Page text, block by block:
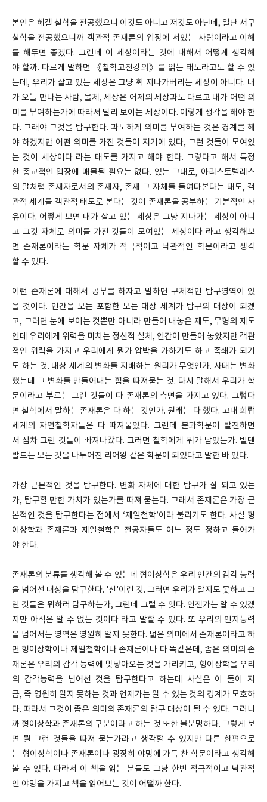
본인은 헤겔 철학을 전공했으니 이것도 아니고 저것도 아닌데, 일단 서구
철학을 전공했으니까 객관적 존재론의 입장에 서있는 사람이라고 이해
를 해두면 좋겠다. 그런데 이 세상이라는 것에 대해서 어떻게 생각해
야 할까. 다르게 말하면 《철학고전강의》를 읽는 태도라고도 할 수 있
는데, 우리가 살고 있는 세상은 그냥 휙 지나가버리는 세상이 아니다. 내
가 오늘 만나는 사람, 물체, 세상은 어제의 세상과도 다르고 내가 어떤 의
미를 부여하는가에 따라서 달리 보이는 세상이다. 이렇게 생각을 해야 한
다. 그래야 그것을 탐구한다. 과도하게 의미를 부여하는 것은 경계를 해
야 하겠지만 어떤 의미를 가진 것들이 저기에 있다, 그런 것들이 모여있
는 것이 세상이다 라는 태도를 가지고 해야 한다. 그렇다고 해서 특정
한 종교적인 입장에 매몰될 필요는 없다. 있는 그대로, 아리스토텔레스
의 말처럼 존재자로서의 존재자, 존재 그 자체를 들여다본다는 태도, 객
관적 세계를 객관적 태도로 본다는 것이 존재론을 공부하는 기본적인 사
유이다. 어떻게 보면 내가 살고 있는 세상은 그냥 지나가는 세상이 아니
고 그것 자체로 의미를 가진 것들이 모여있는 세상이다 라고 생각해보
면 존재론이라는 학문 자체가 적극적이고 낙관적인 학문이라고 생각
할 수 있다.
이런 존재론에 대해서 공부를 하자고 말하면 구체적인 탐구영역이 있
을 것이다. 인간을 모든 포함한 모든 대상 세계가 탐구의 대상이 되겠
고, 그러면 눈에 보이는 것뿐만 아니라 만들어 내놓은 제도, 무형의 제도
인데 우리에게 위력을 미치는 정신적 실체, 인간이 만들어 놓았지만 객관
적인 위력을 가지고 우리에게 뭔가 압박을 가하기도 하고 족쇄가 되기
도 하는 것. 대상 세계의 변화를 지배하는 원리가 무엇인가. 사태는 변화
했는데 그 변화를 만들어내는 힘을 따져묻는 것. 다시 말해서 우리가 학
문이라고 부르는 그런 것들이 다 존재론의 측면을 가지고 있다. 그렇다
면 철학에서 말하는 존재론은 다 하는 것인가. 원래는 다 했다. 고대 희랍
세계의 자연철학자들은 다 따져물었다. 그런데 분과학문이 발전하면
서 점차 그런 것들이 빠져나갔다. 그러면 철학에게 뭐가 남았는가. 빌덴
발트는 모든 것을 나누어진 리어왕 같은 학문이 되었다고 말한 바 있다.
가장 근본적인 것을 탐구한다. 변화 자체에 대한 탐구가 잘 되고 있는
가, 탐구할 만한 가치가 있는가를 따져 묻는다. 그래서 존재론은 가장 근
본적인 것을 탐구한다는 점에서 ‘제일철학’이라 불리기도 한다. 사실 형
이상학과 존재론과 제일철학은 전공자들도 어느 정도 정하고 들어가
야 한다.
존재론의 분류를 생각해 볼 수 있는데 형이상학은 우리 인간의 감각 능력
을 넘어선 대상을 탐구한다. '신'이런 것. 그러면 우리가 알지도 못하고 그
런 것들은 뭐하러 탐구하는가, 그런데 그럴 수 잇다. 언젠가는 알 수 있겠
지만 아직은 알 수 없는 것이다 라고 말할 수 있다. 또 우리의 인지능력
을 넘어서는 영역은 영원히 알지 못한다. 넓은 의미에서 존재론이라고 하
면 형이상학이나 제일철학이나 존재론이나 다 똑같은데, 좁은 의미의 존
재론은 우리의 감각 능력에 맞닿아오는 것을 가리키고, 형이상학을 우리
의 감각능력을 넘어선 것을 탐구한다고 하는데 사실은 이 둘이 지
금, 즉 영원히 알지 못하는 것과 언제가는 알 수 있는 것의 경계가 모호하
다. 따라서 그것이 좁은 의미의 존재론의 탐구 대상이 될 수 있다. 그러니
까 형이상학과 존재론의 구분이라고 하는 것 또한 불분명하다. 그렇게 보
면 뭘 그런 것들을 따져 묻는가라고 생각할 수 있지만 다른 한편으로
는 형이상학이나 존재론이나 굉장히 야망에 가득 찬 학문이라고 생각해
볼 수 있다. 따라서 이 책을 읽는 분들도 그냥 한번 적극적이고 낙관적
인 야망을 가지고 책을 읽어보는 것이 어떨까 한다.